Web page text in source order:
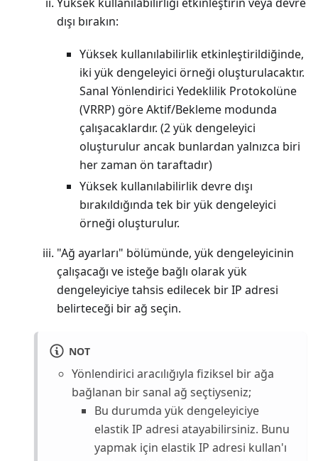
dışı bırakın:
Yüksek kullanılabilirlik etkinleştirildiğinde,
iki yük dengeleyici örneği oluşturulacaktır.
Sanal Yönlendirici Yedeklilik Protokolüne
(VRRP) göre Aktif/Bekleme modunda
çalışacaklardır. (2 yük dengeleyici
oluşturulur ancak bunlardan yalnızca biri
her zaman ön taraftadır)
Yüksek kullanılabilirlik devre dışı
bırakıldığında tek bir yük dengeleyici
örneği oluşturulur.
"Ağ ayarları" bölümünde, yük dengeleyicinin
çalışacağı ve isteğe bağlı olarak yük
dengeleyiciye tahsis edilecek bir IP adresi
belirteceği bir ağ seçin.
NOT
Yönlendirici aracılığıyla fiziksel bir ağa
bağlanan bir sanal ağ seçtiyseniz;
Bu durumda yük dengeleyiciye
elastik IP adresi atayabilirsiniz. Bunu
yapmak için elastik IP adresi kullan'ı